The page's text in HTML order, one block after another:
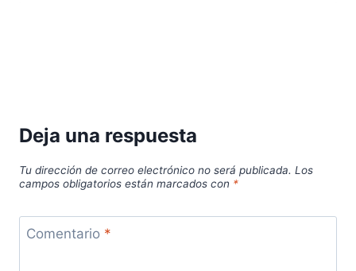
Deja una respuesta
Tu dirección de correo electrónico no será publicada. Los
campos obligatorios están marcados con *
Comentario *